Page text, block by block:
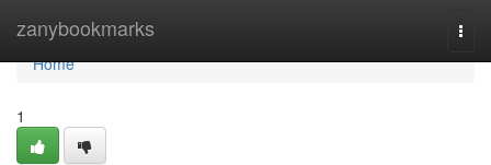
zanybookmarks
Home
Home
1